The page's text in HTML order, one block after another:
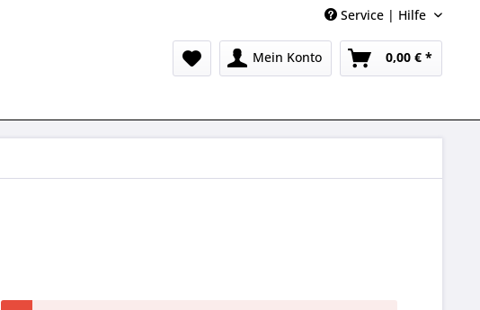
Service | Hilfe
Mein Konto 0,00 € *